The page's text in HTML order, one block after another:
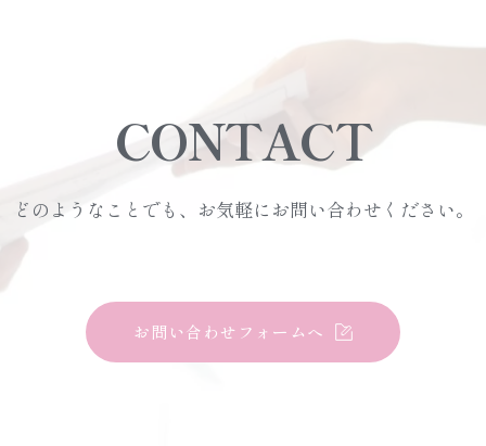
CONTACT
どのようなことでも、お気軽にお問い合わせください。
お問い合わせフォームへ